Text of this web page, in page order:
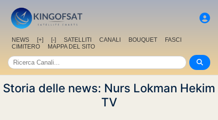
NEWS [+] [-] SATELLITI CANALI BOUQUET
FASCI
CIMITERO
MAPPA DEL SITO
Storia delle news: Nurs Lokman Hekim
TV